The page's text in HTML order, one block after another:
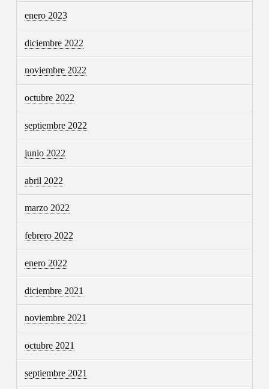
enero 2023
diciembre 2022
noviembre 2022
octubre 2022
septiembre 2022
junio 2022
abril 2022
marzo 2022
febrero 2022
enero 2022
diciembre 2021
noviembre 2021
octubre 2021
septiembre 2021